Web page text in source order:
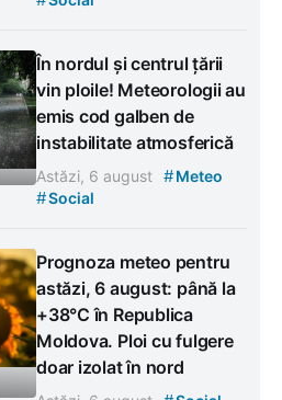
În nordul și centrul țării
vin ploile! Meteorologii au
emis cod galben de
instabilitate atmosferică
Astăzi, 6 august #Meteo
#Social
Prognoza meteo pentru
astăzi, 6 august: până la
+38°C în Republica
Moldova. Ploi cu fulgere
doar izolat în nord